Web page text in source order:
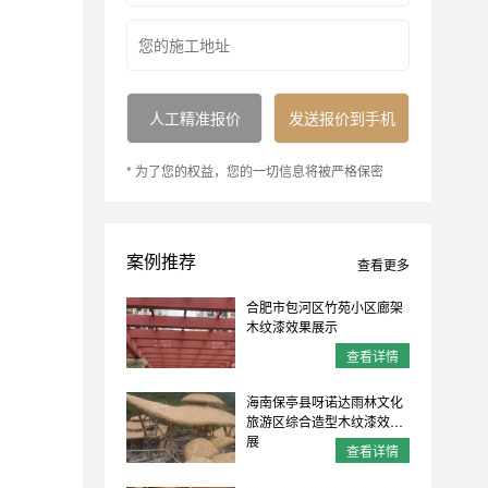
* 为了您的权益，您的一切信息将被严格保密
案例推荐 查看更多
合肥市包河区竹苑小区廊架
木纹漆效果展示
查看详情
海南保亭县呀诺达雨林文化
旅游区综合造型木纹漆效果
展
查看详情